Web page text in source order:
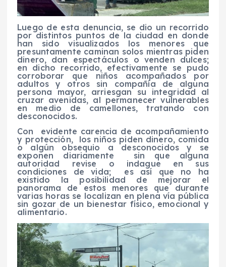
Luego de esta denuncia, se dio un recorrido
por distintos puntos de la ciudad en donde
han sido visualizados los menores que
presuntamente caminan solos mientras piden
dinero, dan espectáculos o venden dulces;
en dicho recorrido, efectivamente se pudo
corroborar que niños acompañados por
adultos y otros sin compañía de alguna
persona mayor, arriesgan su integridad al
cruzar avenidas, al permanecer vulnerables
en medio de camellones, tratando con
desconocidos.
Con evidente carencia de acompañamiento
y protección, los niños piden dinero, comida
o algún obsequio a desconocidos y se
exponen diariamente sin que alguna
autoridad revise o indague en sus
condiciones de vida; es así que no ha
existido la posibilidad de mejorar el
panorama de estos menores que durante
varias horas se localizan en plena vía pública
sin gozar de un bienestar físico, emocional y
alimentario.